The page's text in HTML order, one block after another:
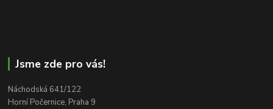
Jsme zde pro vás!
Náchodská 641/122
Horní Počernice, Praha 9